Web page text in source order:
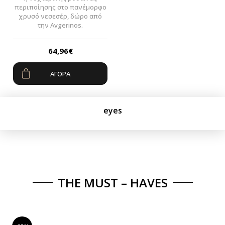
περιποίησης στο πανέμορφο
χρυσό νεσεσέρ, δώρο από
την Avgerinos.
64,96€
ΑΓΟΡΆ
eyes
THE MUST – HAVES